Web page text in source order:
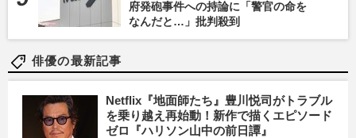
府発砲事件への持論に「警官の命を
なんだと…」批判殺到
俳優の最新記事
Netflix『地面師たち』豊川悦司がトラブル
を乗り越え再始動！新作で描くエピソード
ゼロ『ハリソン山中の前日譚』